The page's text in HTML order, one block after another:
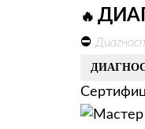
🔥
⛔